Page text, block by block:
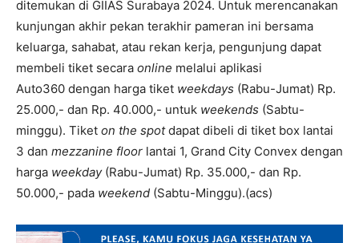
ditemukan di GIIAS Surabaya 2024. Untuk merencanakan
kunjungan akhir pekan terakhir pameran ini bersama
keluarga, sahabat, atau rekan kerja, pengunjung dapat
membeli tiket secara online melalui aplikasi
Auto360 dengan harga tiket weekdays (Rabu-Jumat) Rp.
25.000,- dan Rp. 40.000,- untuk weekends (Sabtu-
minggu). Tiket on the spotdapat dibeli di tiket box lantai
3 dan mezzanine floor lantai 1, Grand City Convex dengan
harga weekday(Rabu-Jumat) Rp. 35.000,- dan Rp.
50.000,- pada weekend (Sabtu-Minggu).(acs)